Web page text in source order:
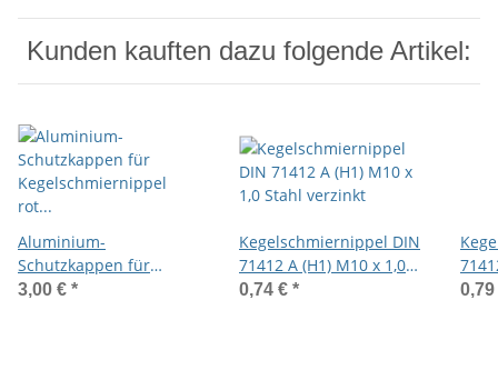
Kunden kauften dazu folgende Artikel:
Aluminium-
Schutzkappen für
Kegelschmiernippel rot
3,00 € *
Kegelschmiernippel DIN
71412 A (H1) M10 x 1,0
Stahl verzinkt
0,74 € *